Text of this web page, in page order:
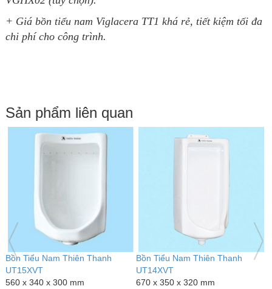
+ Giá bồn tiểu nam Viglacera TT1 khá rẻ, tiết kiệm tối đa
chi phí cho công trình.
Sản phẩm liên quan
Bồn Tiểu Nam Thiên Thanh
UT01XVT
Loại 1